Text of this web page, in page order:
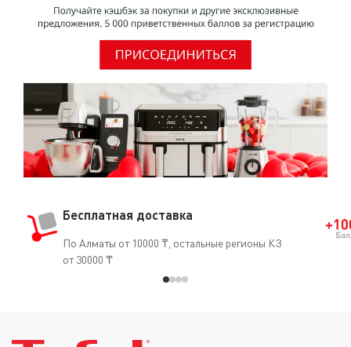
Бесплатная доставка
По Алматы от 10000 ₸, остальные регионы КЗ
от 30000 ₸